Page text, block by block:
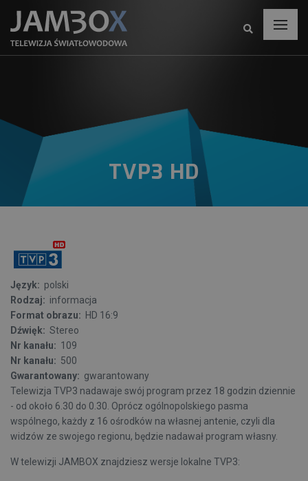
TVP3 HD
Język: polski
Rodzaj: informacja
Format obrazu: HD 16:9
Dźwięk: Stereo
Nr kanału: 109
Nr kanału: 500
Gwarantowany: gwarantowany
Telewizja TVP3 nadawaje swój program przez 18 godzin dziennie
- od około 6.30 do 0.30. Oprócz ogólnopolskiego pasma
wspólnego, każdy z 16 ośrodków na własnej antenie, czyli dla
widzów ze swojego regionu, będzie nadawał program własny.
W telewizji JAMBOX znajdziesz wersje lokalne TVP3: